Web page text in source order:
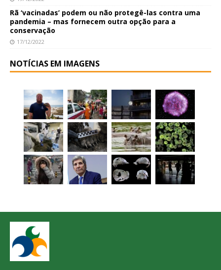
Rã ‘vacinadas’ podem ou não protegê-las contra uma
pandemia – mas fornecem outra opção para a
conservação
17/12/2022
NOTÍCIAS EM IMAGENS